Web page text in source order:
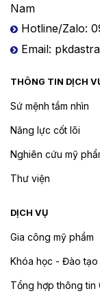
Nam
Hotline/Zalo:
Email:
THÔNG TIN DỊCH
Sứ mệnh tầm nhìn
Năng lực cốt lõi
Nghiên cứu mỹ
Thư viện
DỊCH VỤ
Gia công mỹ phẩm
Khóa học - Đào tạo
Tổng hợp thông tin